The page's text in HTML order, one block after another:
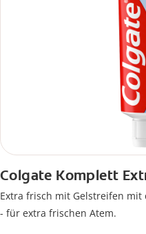
Colgate Komplett
Extra frisch mit Gelstreifen
- für extra frischen Atem.